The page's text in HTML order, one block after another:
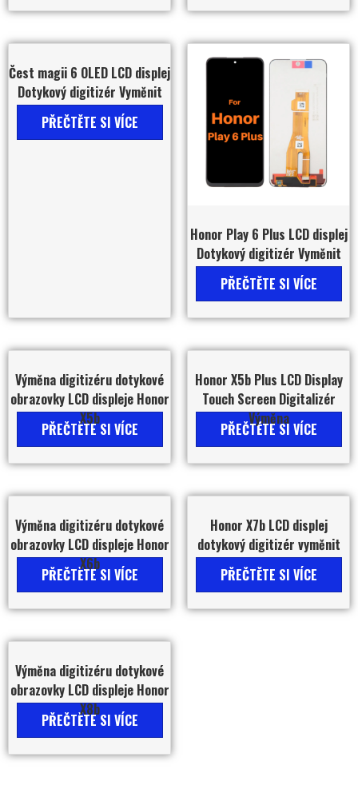
Čest magii 6 OLED LCD displej
Dotykový digitizér Vyměnit
PŘEČTĚTE SI VÍCE
Honor Play 6 Plus LCD displej
Dotykový digitizér Vyměnit
PŘEČTĚTE SI VÍCE
Výměna digitizéru dotykové
obrazovky LCD displeje Honor
X5b
PŘEČTĚTE SI VÍCE
Honor X5b Plus LCD Display
Touch Screen Digitalizér
Výměna
PŘEČTĚTE SI VÍCE
Výměna digitizéru dotykové
obrazovky LCD displeje Honor
X6b
PŘEČTĚTE SI VÍCE
Honor X7b LCD displej
dotykový digitizér vyměnit
PŘEČTĚTE SI VÍCE
Výměna digitizéru dotykové
obrazovky LCD displeje Honor
X8b
PŘEČTĚTE SI VÍCE